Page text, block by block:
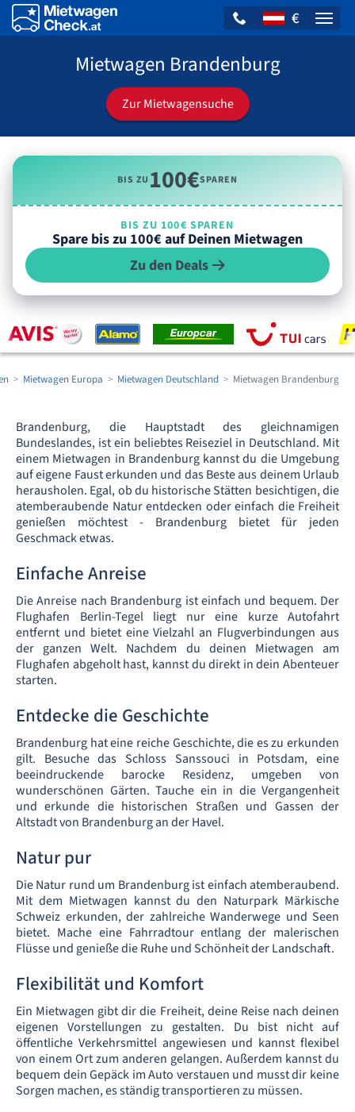
€
Mietwagen Brandenburg
Zur Mietwagensuche
BIS ZU100€SPAREN
BIS ZU 100€ SPAREN
Spare bis zu 100€ auf Deinen Mietwagen
Zu den Deals
Mietwagen Europa Mietwagen Deutschland Mietwagen Brandenburg
Brandenburg, die Hauptstadt des gleichnamigen
Bundeslandes, ist ein beliebtes Reiseziel in Deutschland. Mit
einem Mietwagen in Brandenburg kannst du die Umgebung
auf eigene Faust erkunden und das Beste aus deinem Urlaub
herausholen. Egal, ob du historische Stätten besichtigen, die
atemberaubende Natur entdecken oder einfach die Freiheit
genießen möchtest - Brandenburg bietet für jeden
Geschmack etwas.
Einfache Anreise
Die Anreise nach Brandenburg ist einfach und bequem. Der
Flughafen Berlin-Tegel liegt nur eine kurze Autofahrt
entfernt und bietet eine Vielzahl an Flugverbindungen aus
der ganzen Welt. Nachdem du deinen Mietwagen am
Flughafen abgeholt hast, kannst du direkt in dein Abenteuer
starten.
Entdecke die Geschichte
Brandenburg hat eine reiche Geschichte, die es zu erkunden
gilt. Besuche das Schloss Sanssouci in Potsdam, eine
beeindruckende barocke Residenz, umgeben von
wunderschönen Gärten. Tauche ein in die Vergangenheit
und erkunde die historischen Straßen und Gassen der
Altstadt von Brandenburg an der Havel.
Natur pur
Die Natur rund um Brandenburg ist einfach atemberaubend.
Mit dem Mietwagen kannst du den Naturpark Märkische
Schweiz erkunden, der zahlreiche Wanderwege und Seen
bietet. Mache eine Fahrradtour entlang der malerischen
Flüsse und genieße die Ruhe und Schönheit der Landschaft.
Flexibilität und Komfort
Ein Mietwagen gibt dir die Freiheit, deine Reise nach deinen
eigenen Vorstellungen zu gestalten. Du bist nicht auf
öffentliche Verkehrsmittel angewiesen und kannst flexibel
von einem Ort zum anderen gelangen. Außerdem kannst du
bequem dein Gepäck im Auto verstauen und musst dir keine
Sorgen machen, es ständig transportieren zu müssen.